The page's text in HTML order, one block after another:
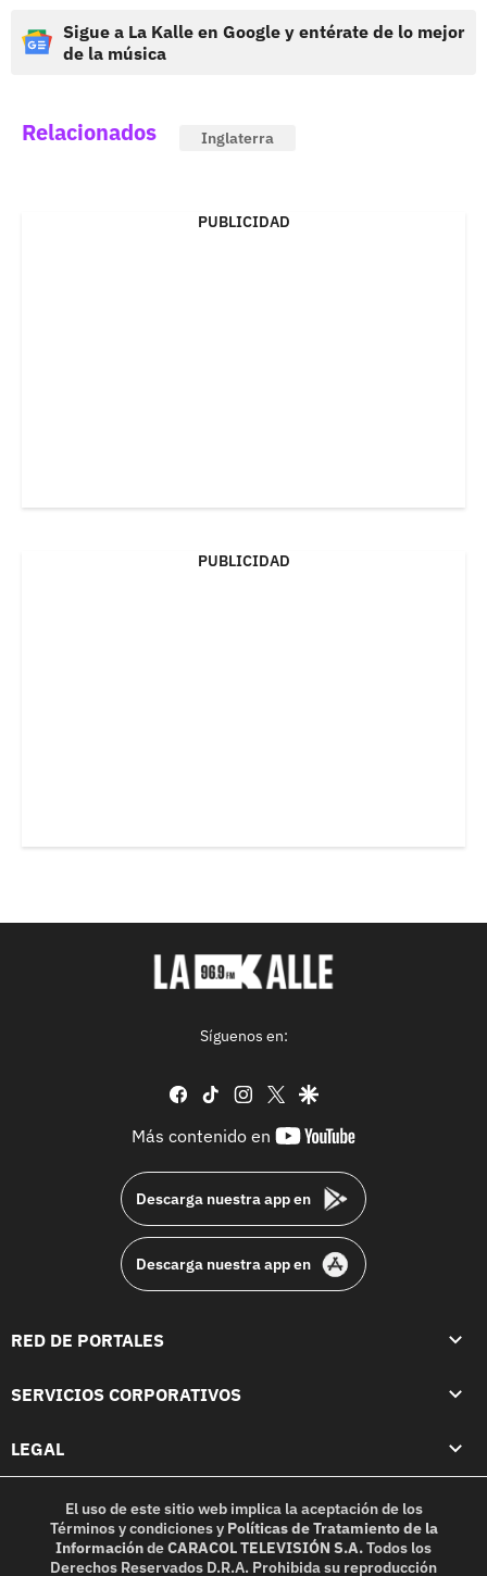
Sigue a La Kalle en Google y entérate de lo mejor
de la música
Relacionados Inglaterra
PUBLICIDAD
PUBLICIDAD
Síguenos en:
facebook
tiktok instagram
twittergoogle
Más contenido en
youtube-
Descarga nuestra app en
Descarga nuestra app en
RED DE PORTALES
SERVICIOS CORPORATIVOS
LEGAL
El uso de este sitio web implica la aceptación de los
Términos y condicionesy Políticas de Tratamiento de la
InformacióndeCARACOL TELEVISIÓN S.A.Todos los
Derechos Reservados D.R.A. Prohibida su reproducción